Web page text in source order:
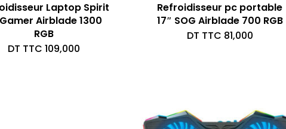
Laptop Spirit
Airblade 1300
RGB
DT TTC 109,000
Refroidisseur pc portable
17″ SOG Airblade 700 RGB
DT TTC 81,000